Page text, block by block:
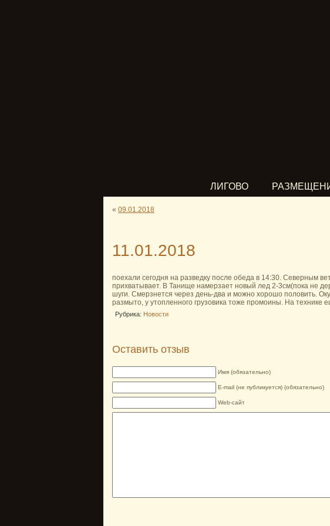
ЛИГОВО
« 09.01.2018
11.01.2018
поехали сегодня на разведку после обеда в 14:30. Северным
прихватывает. В Танище намерзает новый лед 2-3см(пока не
шуги. Смерзнется через день-два и можно хорошо половить.
размыто, у утопленного грузовика тоже промоины. На технике
Рубрика: Новости
Оставить отзыв
Имя (обязательно)
E-mail (не публикуется) (обязательно)
Web-сайт